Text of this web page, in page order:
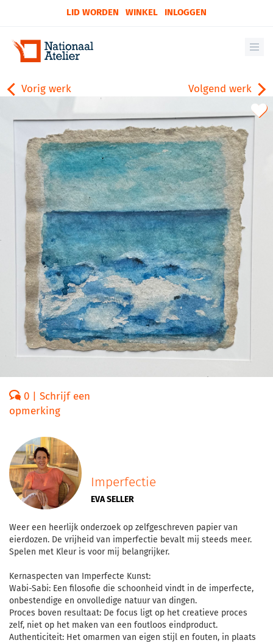
LID WORDEN WINKEL INLOGGEN
Volgend werk
Vorig werk
0 | Schrijf een
opmerking
Imperfectie
EVA SELLER
Weer een heerlijk onderzoek op zelfgeschreven papier van
eierdozen. De vrijheid van imperfectie bevalt mij steeds meer.
Spelen met Kleur is voor mij belangrijker.
Kernaspecten van Imperfecte Kunst:
Wabi-Sabi: Een filosofie die schoonheid vindt in de imperfecte,
onbestendige en onvolledige natuur van dingen.
Proces boven resultaat: De focus ligt op het creatieve proces
zelf, niet op het maken van een foutloos eindproduct.
Authenticiteit: Het omarmen van eigen stijl en fouten, in plaats